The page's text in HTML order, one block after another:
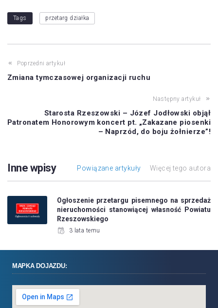
Tags przetarg działka
Poprzedni artykuł
Zmiana tymczasowej organizacji ruchu
Następny artykuł
Starosta Rzeszowski – Józef Jodłowski objął
Patronatem Honorowym koncert pt. „Zakazane piosenki
– Naprzód, do boju żołnierze”!
Inne wpisy Powiązane artykuły Więcej tego autora
Ogłoszenie przetargu pisemnego na sprzedaż
nieruchomości stanowiącej własność Powiatu
Rzeszowskiego
3 lata temu
MAPKA DOJAZDU: